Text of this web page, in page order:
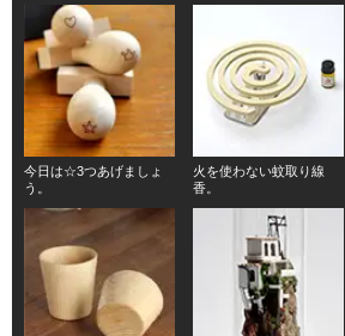
今日は☆3つあげましょ
う。
火を使わない蚊取り線
香。